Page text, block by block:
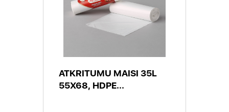
ATKRITUMU MAISI 35L
55X68, HDPE...